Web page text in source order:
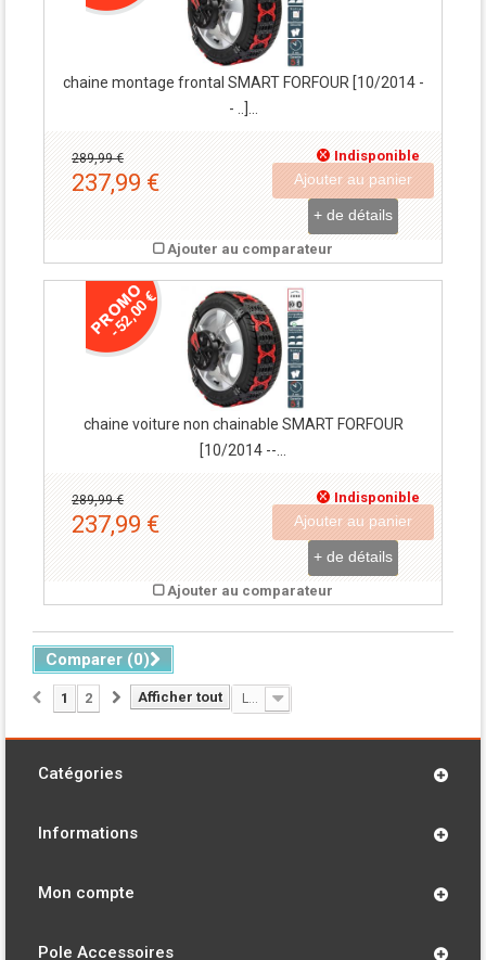
chaine montage frontal SMART FORFOUR [10/2014 -
- ..]...
Indisponible
289,99 €
237,99 € Ajouter au panier
+ de détails
Ajouter au comparateur
-52,00 €
chaine voiture non chainable SMART FORFOUR
[10/2014 --...
Indisponible
289,99 €
237,99 € Ajouter au panier
+ de détails
Ajouter au comparateur
Comparer (0)
Afficher tout
1 2 Le moins cher
Catégories
Informations
Mon compte
Pole Accessoires